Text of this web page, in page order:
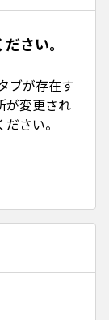
さい。
ブが存在す
が変更され
さい。